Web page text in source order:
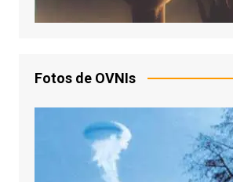
Fotos de OVNIs